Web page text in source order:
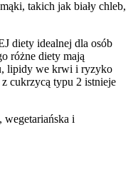
takich jak biały chleb,
diety idealnej dla osób
różne diety mają
lipidy we krwi i ryzyko
cukrzycą typu 2 istnieje
wegetariańska i